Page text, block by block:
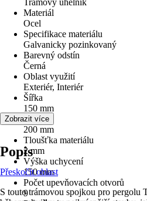
Trámový úhelník
Materiál
Ocel
Specifikace materiálu
Galvanicky pozinkovaný
Barevný odstín
Černá
Oblast využití
Exteriér, Interiér
Šířka
150 mm
Délka
200 mm
Tloušťka materiálu
2 mm
Výška uchycení
150 mm
Počet upevňovacích otvorů
9
Zobrazit více
Popis
Přeskočit oblast
S touto trámovou spojkou pro pergolu